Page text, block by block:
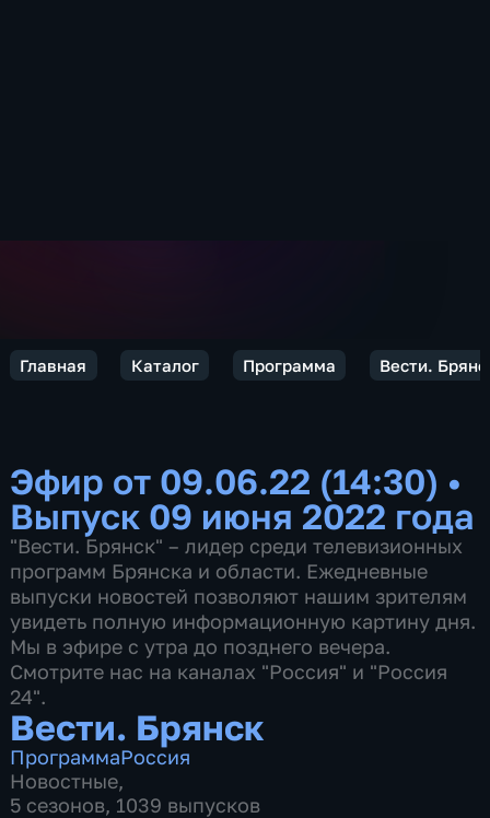
Главная Каталог Программа Вести.
Эфир от 09.06.22 (14:30) •
Выпуск 09 июня 2022 года
"Вести. Брянск" – лидер среди телевизионных
программ Брянска и области. Ежедневные
выпуски новостей позволяют нашим зрителям
увидеть полную информационную картину дня.
Мы в эфире с утра до позднего вечера.
Смотрите нас на каналах "Россия" и "Россия
24".
Вести. Брянск
ПрограммаРоссия
Новостные,
5 сезонов, 1039 выпусков